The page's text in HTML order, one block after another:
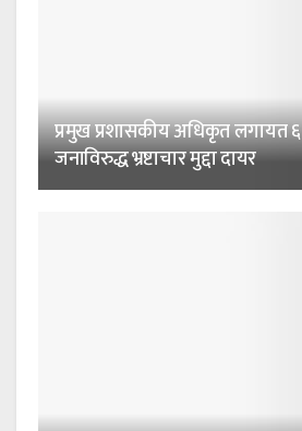
प्रमुख प्रशासकीय अधिकृत लगायत ६
जनाविरुद्ध भ्रष्टाचार मुद्दा दायर